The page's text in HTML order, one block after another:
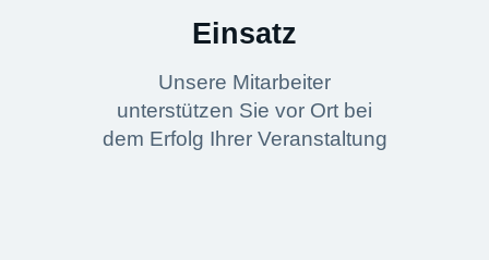
Einsatz
Unsere Mitarbeiter
unterstützen Sie vor Ort bei
dem Erfolg Ihrer Veranstaltung